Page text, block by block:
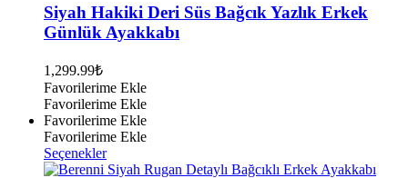
varyasyonu
var.
Seçenekler
seçilebilir
Siyah Hakiki Deri Süs Bağcık Yazlık Erkek
Günlük Ayakkabı
1,299.99₺
Favorilerime Ekle
Favorilerime Ekle
Favorilerime Ekle
Favorilerime Ekle
SeçeneklerBu
ürünün